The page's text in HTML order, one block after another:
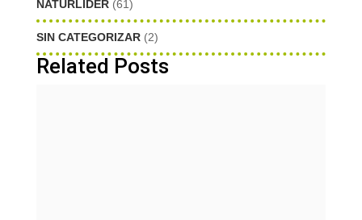
NATURLIDER (61)
SIN CATEGORIZAR (2)
Related Posts